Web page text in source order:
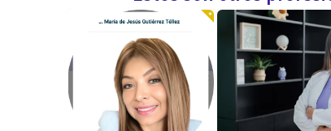
Hay muchos caminos para integrarnos con
expandiendo nuestro universo de
y siempre podremos volver escribir una
Somos fuente de vida, de creatividad y
Especialidad